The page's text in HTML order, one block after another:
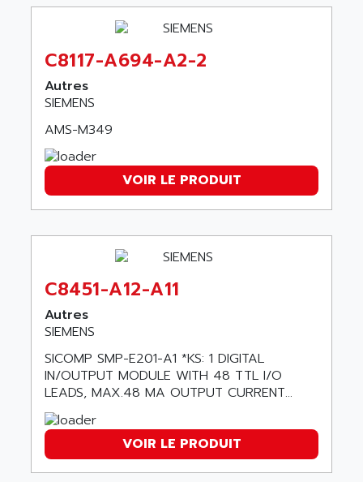
FLEX DRIVE
CEPR
FD-B SERIES
ACS550
MAESTRO
J2-SUPER SERIES
ALTIVAR 58
ABR7
VR1B
MENTOR 2
KRC1
MULTICONTROL
ACI
ARIS
ARIS HERION
ARITECH
ARL
ARNATRONIC
AROLIT-PLASTIC
ARPEGE
ARPS
ARROW PNEUMATIC
ARSEFRAM
ARSILICII
ARSOFT
ARTECHE
C8117-A694-A2-2
Autres
SIEMENS
AMS-M349
VOIR LE PRODUIT
C8451-A12-A11
Autres
SIEMENS
SICOMP SMP-E201-A1 *KS: 1 DIGITAL
IN/OUTPUT MODULE WITH 48 TTL I/O
LEADS, MAX.48 MA OUTPUT CURRENT...
VOIR LE PRODUIT